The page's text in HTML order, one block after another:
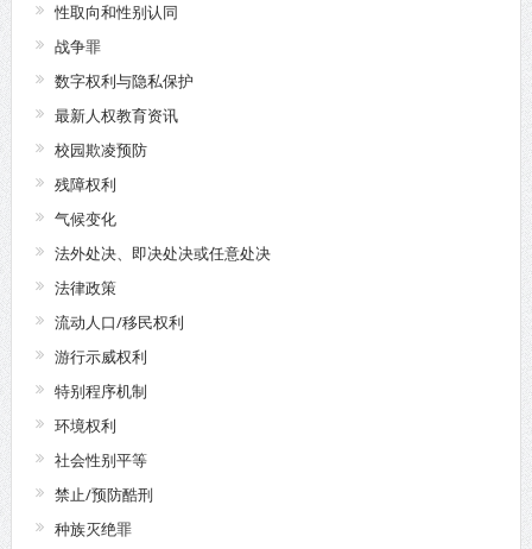
性取向和性别认同
战争罪
数字权利与隐私保护
最新人权教育资讯
校园欺凌预防
残障权利
气候变化
法外处决、即决处决或任意处决
法律政策
流动人口/移民权利
游行示威权利
特别程序机制
环境权利
社会性别平等
禁止/预防酷刑
种族灭绝罪